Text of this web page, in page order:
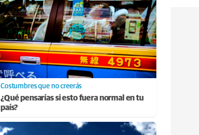
Costumbres que no creerás
¿Qué pensarías si esto fuera normal en tu
país?